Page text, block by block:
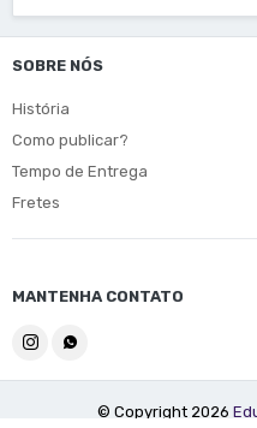
SOBRE NÓS
História
Como publicar?
Tempo de Entrega
Fretes
MANTENHA CONTATO
© Copyright 2026